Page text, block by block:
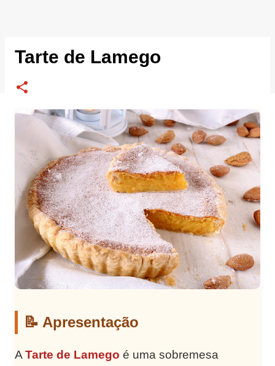
Tarte de Lamego
📝 Apresentação
ATarte de Lamego é uma sobremesa